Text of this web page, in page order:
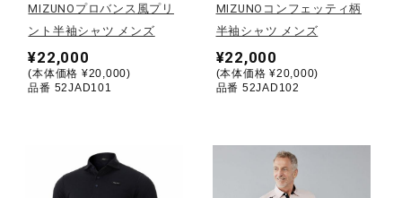
ゴルフ
バレーボール
MIZUNOプロバンス風プリ
ント半袖シャツ メンズ
¥22,000
(本体価格 ¥20,000)
品番 52JAD101
MIZUNOコンフェッティ柄
半袖シャツ メンズ
¥22,000
(本体価格 ¥20,000)
品番 52JAD102